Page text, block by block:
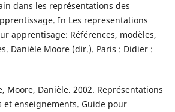
dans les représentations des
In Les representations
apprentisage: Références, modèles,
Danièle Moore (dir.). Paris : Didier :
Moore, Danièle. 2002. Représentations
et enseignements. Guide pour